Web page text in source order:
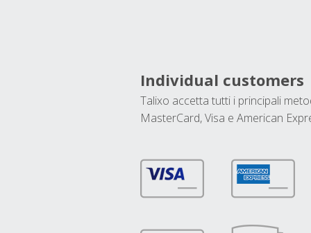
Individual customers
Talixo accetta tutti i principali
MasterCard, Visa e American